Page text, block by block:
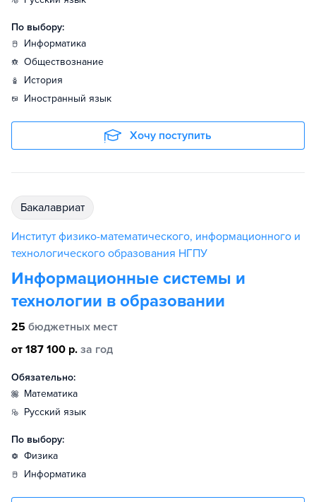
По выбору:
информатика
обществознание
история
иностранный язык
Хочу поступить
бакалавриат
Институт физико-математического, информационного и
технологического образования НГПУ
Информационные системы и
технологии в образовании
25 бюджетных мест
от 187 100 р. за год
Обязательно:
математика
русский язык
По выбору:
физика
информатика